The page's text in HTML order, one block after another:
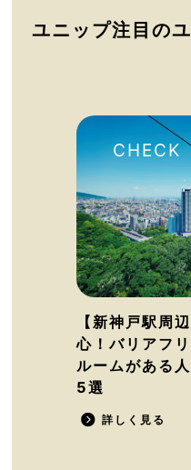
ユニップ注目の
【新神戸駅周
心！バリアフ
ルームがある
5選
詳しく見る